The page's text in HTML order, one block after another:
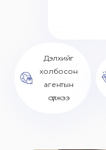
Дэлхийг
холбосон
агентын
сүлжээ